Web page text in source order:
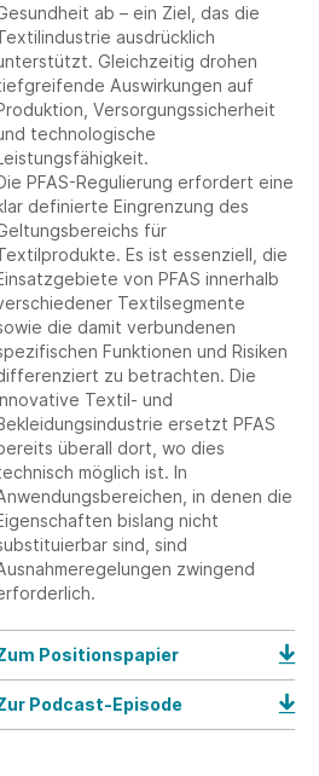
ab – ein Ziel, das die
ausdrücklich
Gleichzeitig drohen
Auswirkungen auf
Versorgungssicherheit
technologische
PFAS-Regulierung erfordert eine
definierte Eingrenzung des
für
Es ist essenziell, die
von PFAS innerhalb
Textilsegmente
die damit verbundenen
Funktionen und Risiken
zu betrachten. Die
Textil- und
ersetzt PFAS
überall dort, wo dies
möglich ist. In
in denen die
bislang nicht
sind, sind
zwingend
Positionspapier
Podcast-Episode